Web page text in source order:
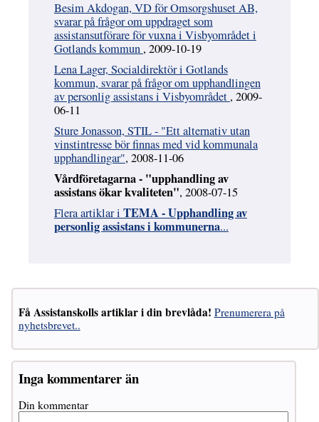
Besim Akdogan, VD för Omsorgshuset AB,
svarar på frågor om uppdraget som
assistansutförare för vuxna i Visbyområdet i
Gotlands kommun , 2009-10-19
Lena Lager, Socialdirektör i Gotlands
kommun, svarar på frågor om upphandlingen
av personlig assistans i Visbyområdet , 2009-
06-11
Sture Jonasson, STIL - "Ett alternativ utan
vinstintresse bör finnas med vid kommunala
upphandlingar", 2008-11-06
Vårdföretagarna - "upphandling av
assistans ökar kvaliteten", 2008-07-15
Flera artiklar i TEMA - Upphandling av
personlig assistans i kommunerna...
Få Assistanskolls artiklar i din brevlåda! Prenumerera på
nyhetsbrevet..
Inga kommentarer än
Din kommentar